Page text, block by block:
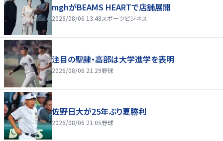
mghがBEAMS HEARTで店舗展開
2026/08/06 13:48スポーツビジネス
注目の聖隷・高部は大学進学を表明
2026/08/06 21:29野球
佐野日大が25年ぶり夏勝利
2026/08/06 21:05野球